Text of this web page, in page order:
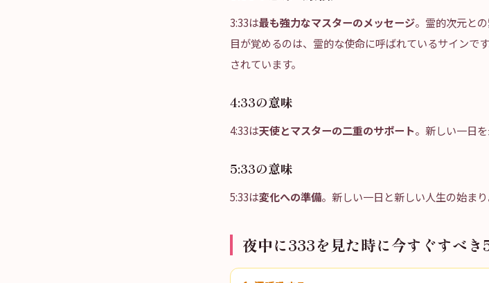
3:33は最も強力なマスターのメッセージ。霊的次元と
目が覚めるのは、霊的な使命に呼ばれているサインで
されています。
4:33の意味
4:33は天使とマスターの二重のサポート。新しい一日
5:33の意味
5:33は変化への準備。新しい一日と新しい人生の始まり
夜中に333を見た時に今すぐすべき